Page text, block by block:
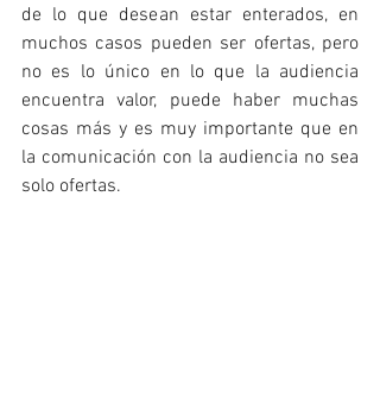
de lo que desean estar enterados, en
muchos casos pueden ser ofertas, pero
no es lo único en lo que la audiencia
encuentra valor, puede haber muchas
cosas más y es muy importante que en
la comunicación con la audiencia no sea
solo ofertas.